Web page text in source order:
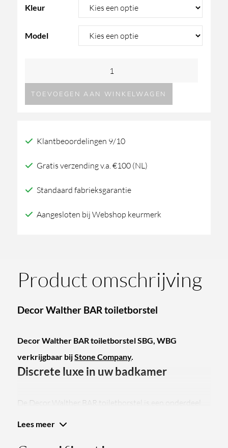
Kleur
Model
Walther
BAR
TOEVOEGEN AAN WINKELWAGEN
Klantbeoordelingen 9/10
Gratis verzending v.a. €100 (NL)
Standaard fabrieksgarantie
Aangesloten bij Webshop keurmerk
Product omschrijving
Decor Walther BAR toiletborstel
Decor Walther BAR toiletborstel SBG, WBG
verkrijgbaar bijStone Company.
Discrete luxe in uw badkamer
De Decor Walther BAR toiletborstel is een onderdeel
van het assortiment van Decor Walther, belichaamt de
Lees meer